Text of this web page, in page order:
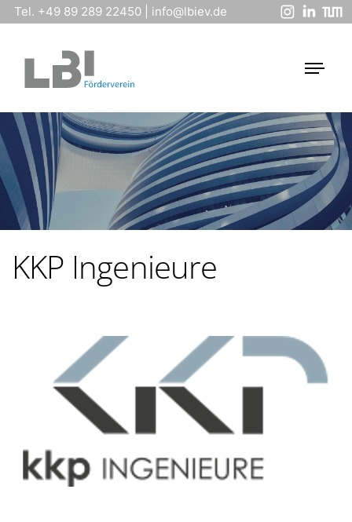
Tel. +49 89 289 22450 info@lbiev.de
KKP Ingenieure